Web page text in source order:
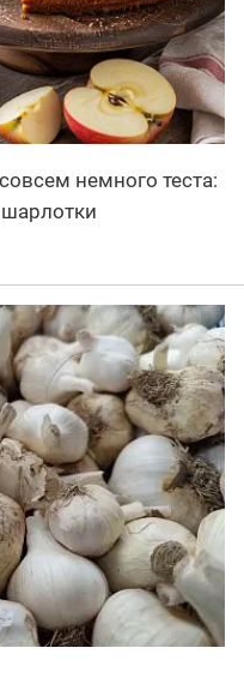
немного теста: